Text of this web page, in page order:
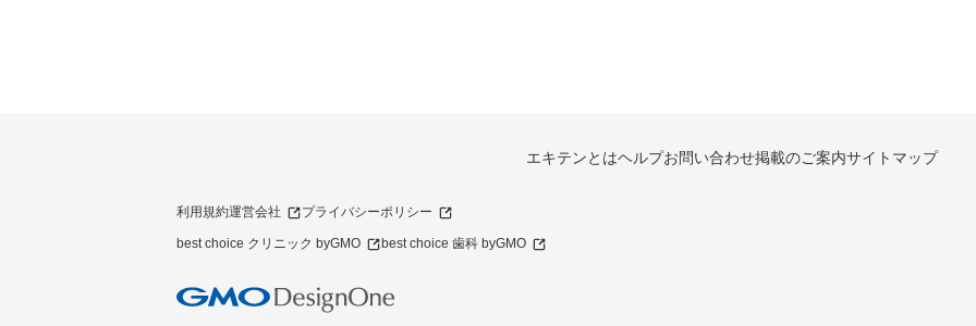
エキテンとはヘルプお問い合わせ掲載のご案内サイトマップ
利用規約運営会社 プライバシーポリシー
best choice クリニック byGMO best choice 歯科 byGMO